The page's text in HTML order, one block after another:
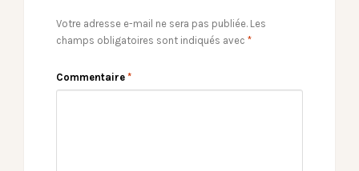
Votre adresse e-mail ne sera pas publiée. Les
champs obligatoires sont indiqués avec *
Commentaire *